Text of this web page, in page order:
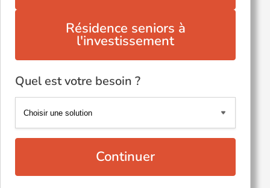
Résidence seniors à
l'investissement
Quel est votre besoin ?
Continuer